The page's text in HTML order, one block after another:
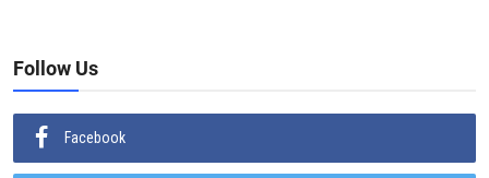
Follow Us
Facebook